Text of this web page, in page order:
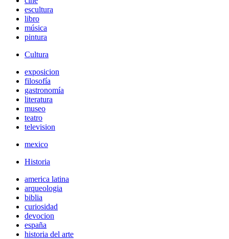
escultura
libro
música
pintura
Cultura
exposicion
filosofía
gastronomía
literatura
museo
teatro
television
mexico
Historia
america latina
arqueologia
biblia
curiosidad
devocion
españa
historia del arte